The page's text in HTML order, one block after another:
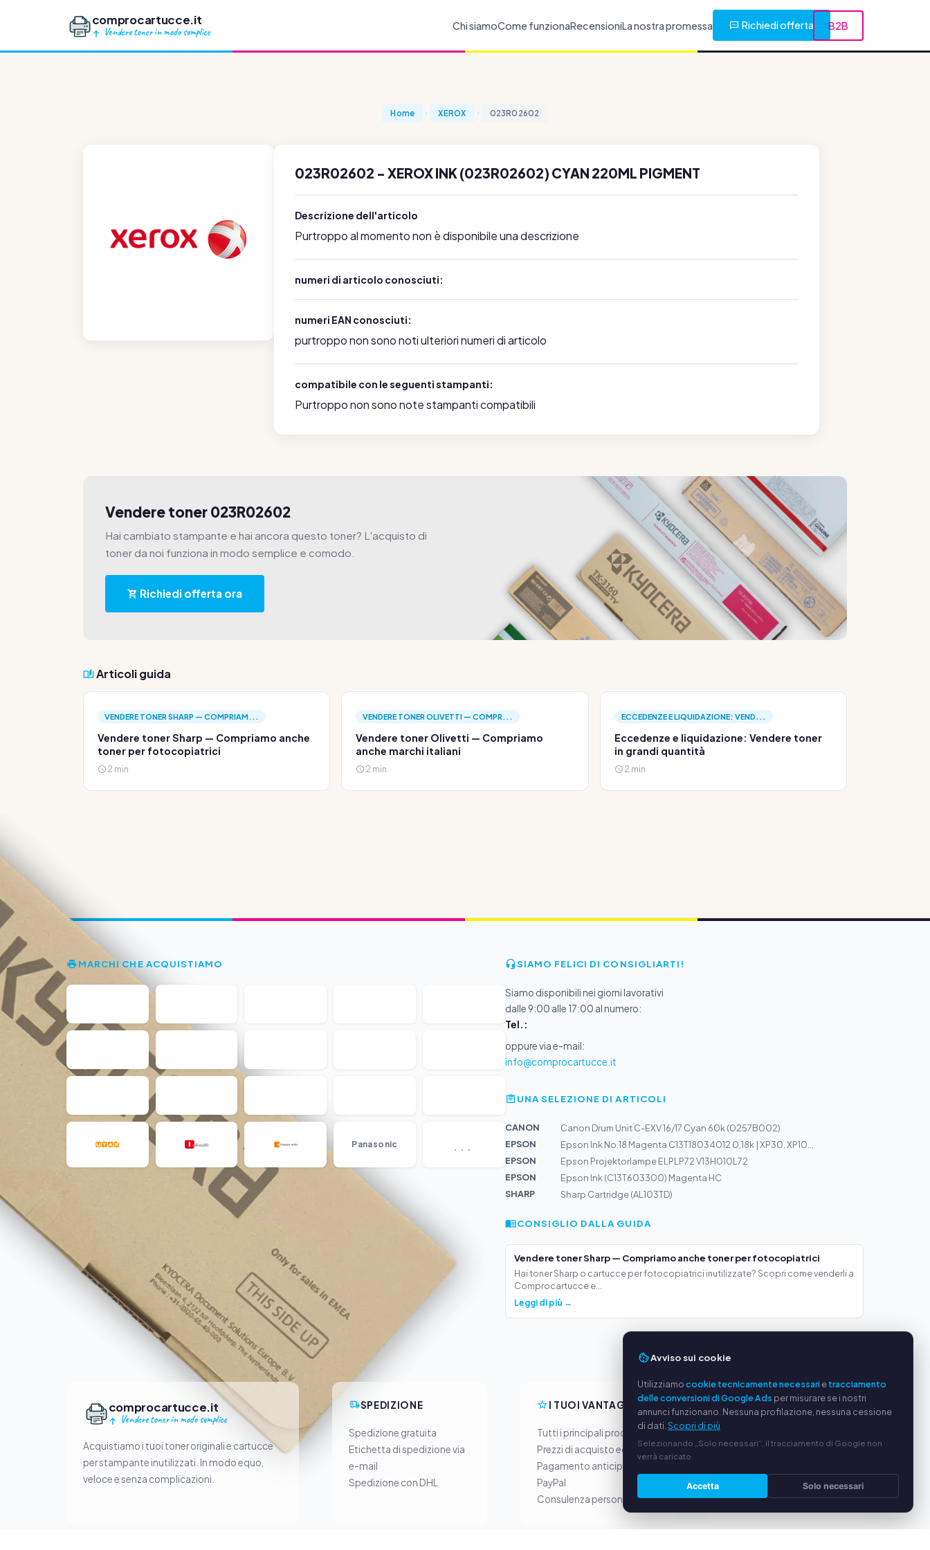
comprocartucce.it
Vendere toner in modo semplice
Chi siamoCome funzionaRecensioniLa nostra promessa Richiedi offerta B2B
Home XEROX 023R02602
023R02602 - XEROX INK (023R02602) CYAN 220ML PIGMENT
Descrizione dell'articolo
Purtroppo al momento non è disponibile una descrizione
numeri di articolo conosciuti:
numeri EAN conosciuti:
purtroppo non sono noti ulteriori numeri di articolo
compatibile con le seguenti stampanti:
Purtroppo non sono note stampanti compatibili
Vendere toner 023R02602
Hai cambiato stampante e hai ancora questo toner? L'acquisto di
toner da noi funziona in modo semplice e comodo.
Richiedi offerta ora
Articoli guida
VENDERE TONER SHARP — COMPRIAM...
Vendere toner Sharp — Compriamo anche
toner per fotocopiatrici
2 min
VENDERE TONER OLIVETTI — COMPR...
Vendere toner Olivetti — Compriamo
anche marchi italiani
2 min
ECCEDENZE E LIQUIDAZIONE: VEND...
Eccedenze e liquidazione: Vendere toner
in grandi quantità
2 min
MARCHI CHE ACQUISTIAMO
Panasonic ...
SIAMO FELICI DI CONSIGLIARTI!
Siamo disponibili nei giorni lavorativi
dalle 9:00 alle 17:00 al numero:
Tel.:
oppure via e-mail:
info@comprocartucce.it
UNA SELEZIONE DI ARTICOLI
CANON
Canon Drum Unit C-EXV 16/17 Cyan 60k (0257B002)
EPSON
Epson Ink No.18 Magenta C13T18034012 0,18k | XP30, XP10...
EPSON
Epson Projektorlampe ELPLP72 V13H010L72
EPSON
Epson Ink (C13T603300) Magenta HC
SHARP
Sharp Cartridge (AL103TD)
CONSIGLIO DALLA GUIDA
Vendere toner Sharp — Compriamo anche toner per fotocopiatrici
Hai toner Sharp o cartucce per fotocopiatrici inutilizzate? Scopri come venderli a
Comprocartucce e...
Leggi di più →
comprocartucce.it
Vendere toner in modo semplice
Acquistiamo i tuoi toner originali e cartucce
per stampante inutilizzati. In modo equo,
veloce e senza complicazioni.
SPEDIZIONE
Spedizione gratuita
Etichetta di spedizione via
e-mail
Spedizione con DHL
I TUOI VANTAGGI
Tutti i principali produttori
Prezzi di acquisto equi
Pagamento anticipato via
PayPal
Consulenza personalizzata
SERVIZIO
Informativa sulla privacy
Domande frequenti (FAQ)
Guida
Avviso sui cookie
Utilizziamocookie tecnicamente necessarietracciamento
delle conversioni di Google Ads per misurare se i nostri
annunci funzionano. Nessuna profilazione, nessuna cessione
di dati. Scopri di più
Selezionando „Solo necessari“, il tracciamento di Google non
verrà caricato.
Accetta Solo necessari